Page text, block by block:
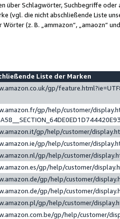
über Schlagwörter, Suchbegriffe
(vgl. die nicht abschließende Liste
(z. B. „ammazon“, „amaozn“
Liste der Marken
gp/
gp/help/customer/
gp/help/customer/
gp/help/customer/
gp/help/customer/
gp/help/customer/
gp/help/customer/
gp/help/customer/
gp/help/customer/
gp/help/customer/